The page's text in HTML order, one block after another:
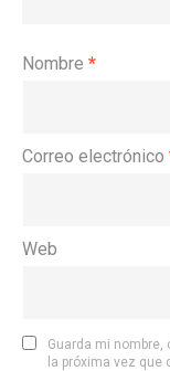
Nombre *
Correo electrónico
Web
Guarda mi
la próxima vez que